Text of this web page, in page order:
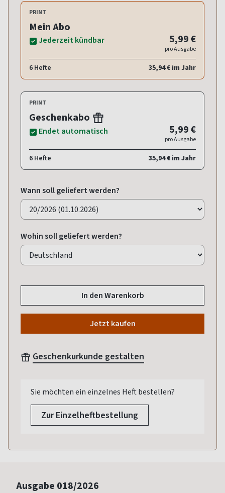
PRINT
Mein Abo
Jederzeit kündbar 5,99 €
pro Ausgabe
6 Hefte 35,94 € im Jahr
PRINT
Geschenkabo
Endet automatisch 5,99 €
pro Ausgabe
6 Hefte 35,94 € im Jahr
Wann soll geliefert werden?
Wohin soll geliefert werden?
In den Warenkorb
Jetzt kaufen
Geschenkurkunde gestalten
Sie möchten ein einzelnes Heft bestellen?
Zur Einzelheftbestellung
Ausgabe 018/2026